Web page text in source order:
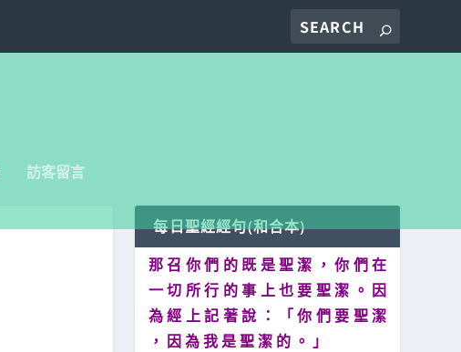
訪客留言
每日聖經經句(和合本)
那 召 你 們 的 既 是 聖 潔 ， 你 們 在
一 切 所 行 的 事 上 也 要 聖 潔 。 因
為 經 上 記 著 說 ： 「 你 們 要 聖 潔
， 因 為 我 是 聖 潔 的 。 」